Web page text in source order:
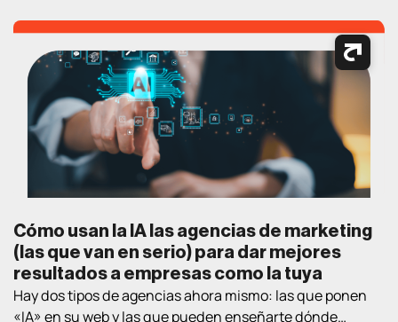
ventaja sobre las que empiezan a «mirar opciones» en el
nuevo año. Así que aquí va un ejercicio práctico de
lectura de verano: los cuatro […]
Cómo usan la IA las agencias de marketing
(las que van en serio) para dar mejores
resultados a empresas como la tuya
Hay dos tipos de agencias ahora mismo: las que ponen
«IA» en su web y las que pueden enseñarte dónde